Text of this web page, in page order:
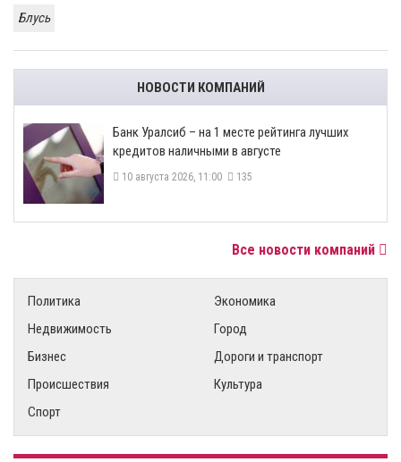
Блусь
НОВОСТИ КОМПАНИЙ
Банк Уралсиб – на 1 месте рейтинга лучших
кредитов наличными в августе
10 августа 2026, 11:00 135
Все новости компаний
Политика
Экономика
Недвижимость
Город
Бизнес
Дороги и транспорт
Происшествия
Культура
Спорт